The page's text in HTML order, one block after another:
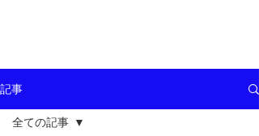
記事
全ての記事